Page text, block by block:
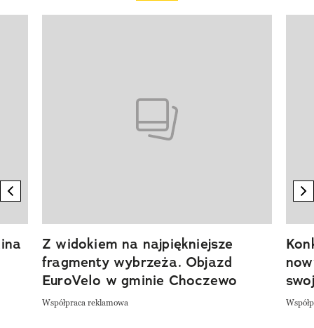
previous element
Z widokiem na najpiękniejsze
fragmenty wybrzeża. Objazd
EuroVelo w gminie Choczewo
Współpraca reklamowa